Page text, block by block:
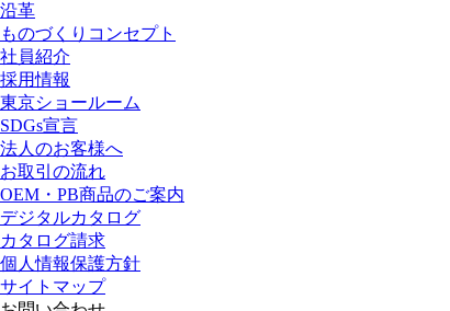
沿革
ものづくりコンセプト
社員紹介
採用情報
東京ショールーム
SDGs宣言
法人のお客様へ
お取引の流れ
OEM・PB商品のご案内
デジタルカタログ
カタログ請求
個人情報保護方針
サイトマップ